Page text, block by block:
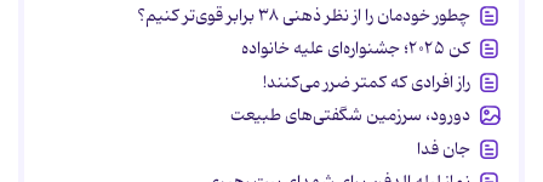
چطور خودمان را از نظر ذهنی ۳۸ برابر قوی‌تر کنیم؟
کن ۲۰۲۵؛ جشنواره‌ای علیه خانواده
راز افرادی که کمتر ضرر می‌کنند!
دورود، سرزمین شگفتی‌های طبیعت
جان فدا